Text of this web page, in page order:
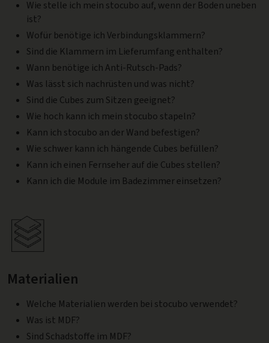
Wie stelle ich mein stocubo auf, wenn der Boden uneben
ist?
Wofür benötige ich Verbindungsklammern?
Sind die Klammern im Lieferumfang enthalten?
Wann benötige ich Anti-Rutsch-Pads?
Was lässt sich nachrüsten und was nicht?
Sind die Cubes zum Sitzen geeignet?
Wie hoch kann ich mein stocubo stapeln?
Kann ich stocubo an der Wand befestigen?
Wie schwer kann ich hängende Cubes befüllen?
Kann ich einen Fernseher auf die Cubes stellen?
Kann ich die Module im Badezimmer einsetzen?
Materialien
Welche Materialien werden bei stocubo verwendet?
Was ist MDF?
Sind Schadstoffe im MDF?